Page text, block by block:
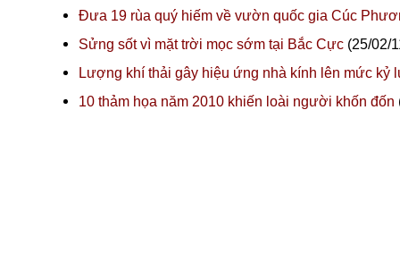
Đưa 19 rùa quý hiếm về vườn quốc gia Cúc
Sửng sốt vì mặt trời mọc sớm tại Bắc Cực (25/02/
Lượng khí thải gây hiệu ứng nhà kính lên mức kỷ
10 thảm họa năm 2010 khiến loài người khốn đốn